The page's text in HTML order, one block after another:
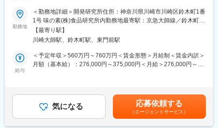
入社後は、これまでのご経験・スキルに応じてお任せする業務範
囲を決定いたします。専門性やリーダーシップを活かして、部門
の中核を担える人材としてご活躍いただくことを期待していま
す。将来的には、マネジメントや市場性やユーザー価値を踏まえ
えています。
■組織構成：
配属予定部署は、社員9名と派遣社員で構成されております
究、論文作成、機能性表示食品の届出まで研究成果を社会実装す
る一連のプロセスに主体的に携われます。
◎味の素100％子会社で今までの経験を活かして、コーヒーをは
じめとする嗜好飲料とギフトを通して、「ココロ」と「カラダ」
の健康、そして明日のよりよい生活に貢献！
■採用背景：
■業務内容：
コーヒー由来成分やオリゴ糖を中心に、他の機能性素材の可能性
勤務地
＜勤務地詳細＞開発研究所住所：神奈川県川崎市川崎区鈴木町1番
1号 味の素(株)食品研究所内勤務地最寄駅：京急大師線／鈴木町駅
受動喫煙対策：敷地内全面禁煙変更の範囲：会社の定める事業所
【最寄り駅】
川崎大師駅、鈴木町駅、東門前駅
給与
＜予定年収＞560万円～760万円＜賃金形態＞月給制＜賃金内訳＞
月額（基本給）：276,000円～375,000円＜月給＞276,000円～
の金額であり、選考を通じて上下する可能性があります。月給(月
額)は固定手当を含めた表記です。
気になる 応募依頼する
（エージェントサービス）